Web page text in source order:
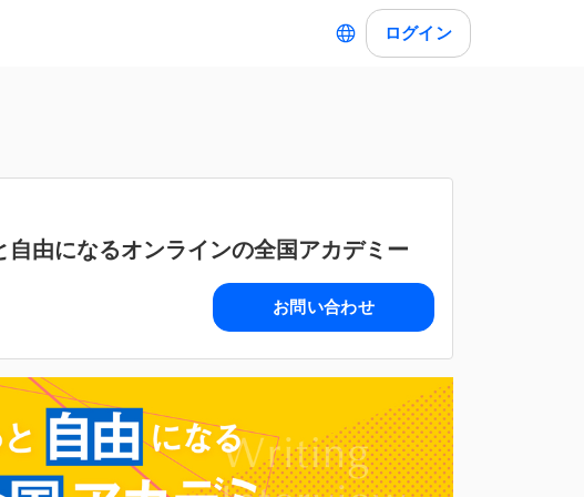
ログイン
由になるオンラインの全国アカデミー
お問い合わせ